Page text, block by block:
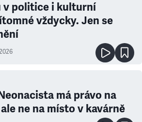
v politice i kulturní
vždycky. Jen se
má právo na
ne na místo v kavárně